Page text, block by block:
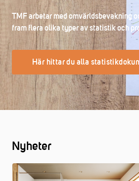
TMF arbetar med omvärldsbevakning
fram flera olika typer av statistik och
Här hittar du alla
Nyheter